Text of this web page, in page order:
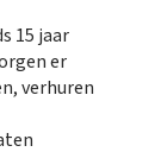
15 jaar
er
verhuren